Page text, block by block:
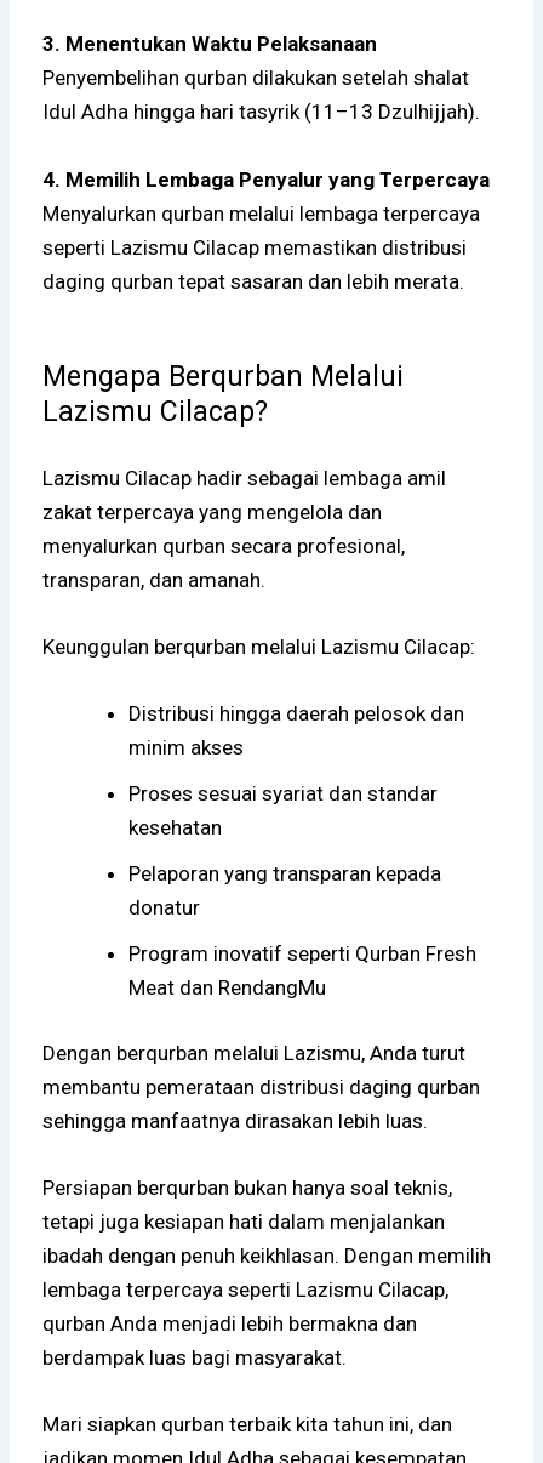
3. Menentukan Waktu Pelaksanaan
Penyembelihan qurban dilakukan setelah shalat
Idul Adha hingga hari tasyrik (11–13 Dzulhijjah).
4. Memilih Lembaga Penyalur yang Terpercaya
Menyalurkan qurban melalui lembaga terpercaya
seperti Lazismu Cilacap memastikan distribusi
daging qurban tepat sasaran dan lebih merata.
Mengapa Berqurban Melalui
Lazismu Cilacap?
Lazismu Cilacap hadir sebagai lembaga amil
zakat terpercaya yang mengelola dan
menyalurkan qurban secara profesional,
transparan, dan amanah.
Keunggulan berqurban melalui Lazismu Cilacap:
Distribusi hingga daerah pelosok dan
minim akses
Proses sesuai syariat dan standar
kesehatan
Pelaporan yang transparan kepada
donatur
Program inovatif seperti Qurban Fresh
Meat dan RendangMu
Dengan berqurban melalui Lazismu, Anda turut
membantu pemerataan distribusi daging qurban
sehingga manfaatnya dirasakan lebih luas.
Persiapan berqurban bukan hanya soal teknis,
tetapi juga kesiapan hati dalam menjalankan
ibadah dengan penuh keikhlasan. Dengan memilih
lembaga terpercaya seperti Lazismu Cilacap,
qurban Anda menjadi lebih bermakna dan
berdampak luas bagi masyarakat.
Mari siapkan qurban terbaik kita tahun ini, dan